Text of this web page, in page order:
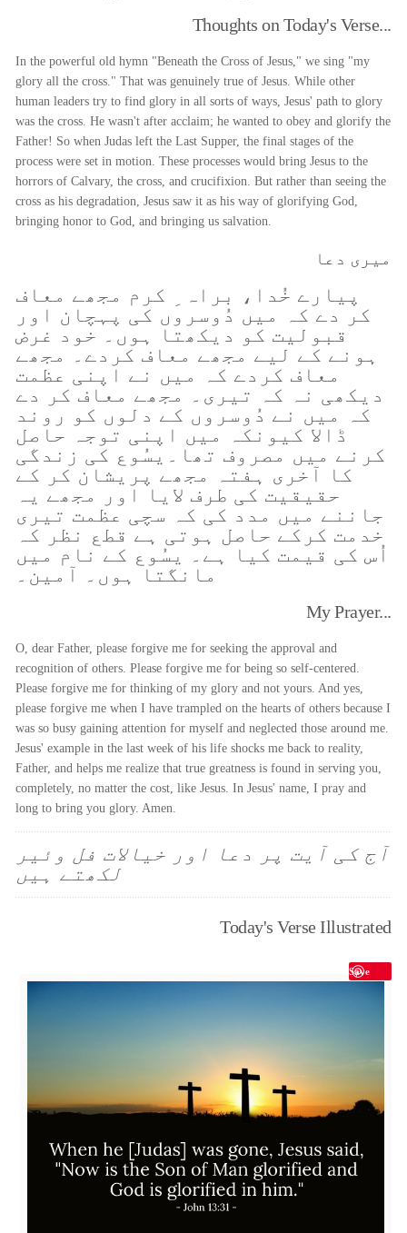
Thoughts on Today's Verse...
In the powerful old hymn "Beneath the Cross of Jesus," we sing "my
glory all the cross." That was genuinely true of Jesus. While other
human leaders try to find glory in all sorts of ways, Jesus' path to glory
was the cross. He wasn't after acclaim; he wanted to obey and glorify the
Father! So when Judas left the Last Supper, the final stages of the
process were set in motion. These processes would bring Jesus to the
horrors of Calvary, the cross, and crucifixion. But rather than seeing the
cross as his degradation, Jesus saw it as his way of glorifying God,
bringing honor to God, and bringing us salvation.
میری دعا
پیارے خُدا، براہ ِ کرم مجھے معاف
کر دے کہ میں دُوسروں کی پہچان اور
قبولیت کو دیکھتا ہوں۔ خود غرض
ہونے کے لیے مجھے معاف کردے۔ مجھے
معاف کردے کہ میں نے اپنی عظمت
دیکھی نہ کہ تیری۔ مجھے معاف کر دے
کہ میں نے دُوسروں کے دلوں کو روند
ڈالا کیونکہ میں اپنی توجہ حاصل
کرنے میں مصروف تھا۔یسُوع کی زندگی
کا آخری ہفتہ مجھے پریشان کر کے
حقیقیت کی طرف لایا اور مجھے یہ
جاننے میں مدد کی کہ سچی عظمت تیری
خدمت کرکے حاصل ہوتی ہے قطع نظر کہ
اُس کی قیمت کیا ہے۔ یسُوع کے نام میں
مانگتا ہوں۔ آمین۔
My Prayer...
O, dear Father, please forgive me for seeking the approval and
recognition of others. Please forgive me for being so self-centered.
Please forgive me for thinking of my glory and not yours. And yes,
please forgive me when I have trampled on the hearts of others because I
was so busy gaining attention for myself and neglected those around me.
Jesus' example in the last week of his life shocks me back to reality,
Father, and helps me realize that true greatness is found in serving you,
completely, no matter the cost, like Jesus. In Jesus' name, I pray and
long to bring you glory. Amen.
آج کی آیت پر دعا اور خیالات فل وئیر
لکھتے ہیں
Today's Verse Illustrated
Save